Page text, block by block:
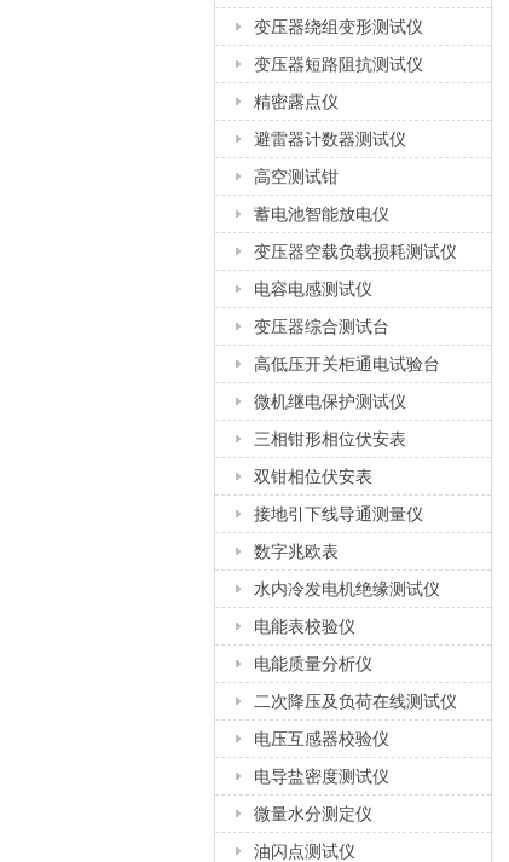
变压器绕组变形测试仪
变压器短路阻抗测试仪
精密露点仪
避雷器计数器测试仪
高空测试钳
蓄电池智能放电仪
变压器空载负载损耗测试仪
电容电感测试仪
变压器综合测试台
高低压开关柜通电试验台
微机继电保护测试仪
三相钳形相位伏安表
双钳相位伏安表
接地引下线导通测量仪
数字兆欧表
水内冷发电机绝缘测试仪
电能表校验仪
电能质量分析仪
二次降压及负荷在线测试仪
电压互感器校验仪
电导盐密度测试仪
微量水分测定仪
油闪点测试仪